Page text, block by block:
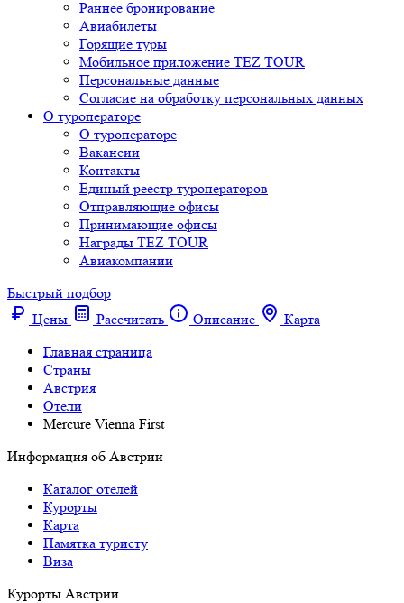
Раннее бронирование
Авиабилеты
Горящие туры
Мобильное приложение TEZ TOUR
Персональные данные
Согласие на обработку персональных данных
О туроператоре
О туроператоре
Вакансии
Контакты
Единый реестр туроператоров
Отправляющие офисы
Принимающие офисы
Награды TEZ TOUR
Авиакомпании
Быстрый подбор
Цены
Рассчитать Описание
Карта
Главная страница
Cтраны
Австрия
Отели
Mercure Vienna First
Информация об Австрии
Каталог отелей
Курорты
Карта
Памятка туристу
Виза
Курорты Австрии